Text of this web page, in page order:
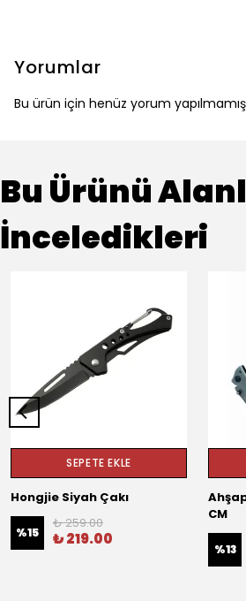
Yorumlar
Bu ürün için henüz yorum
Bu Ürünü
İnceledikleri
SEPETE EKLE
Hongjie Siyah Çakı
%15
₺ 259.00
₺ 219.00
CM
%13